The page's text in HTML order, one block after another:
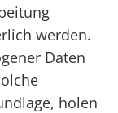
werden.
Daten
holen